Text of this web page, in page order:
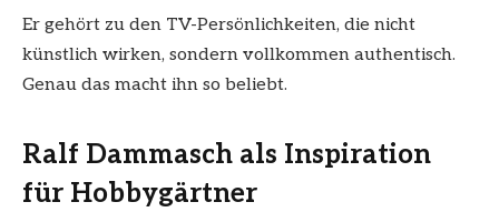
Er gehört zu den TV-Persönlichkeiten, die nicht
künstlich wirken, sondern vollkommen authentisch.
Genau das macht ihn so beliebt.
Ralf Dammasch als Inspiration
für Hobbygärtner